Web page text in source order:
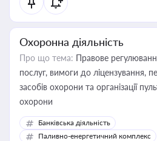
Охоронна діяльність
Про що тема: Правове
послуг, вимоги до ліцензування,
засобів охорони та організації
охорони
Банківська діяльність
Паливно-енергетичний комплекс